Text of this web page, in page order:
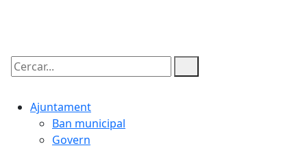
Cercar:
Ajuntament
Ban municipal
Govern